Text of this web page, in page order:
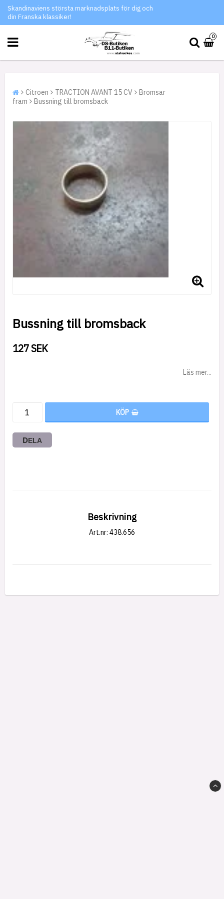
Skandinaviens största marknadsplats för dig och
din Franska klassiker!
0
Citroen TRACTION AVANT 15 CV
Bromsar
fram
Bussning till bromsback
Bussning till bromsback
127 SEK
Läs mer...
KÖP
DELA
Beskrivning
Art.nr: 438.656